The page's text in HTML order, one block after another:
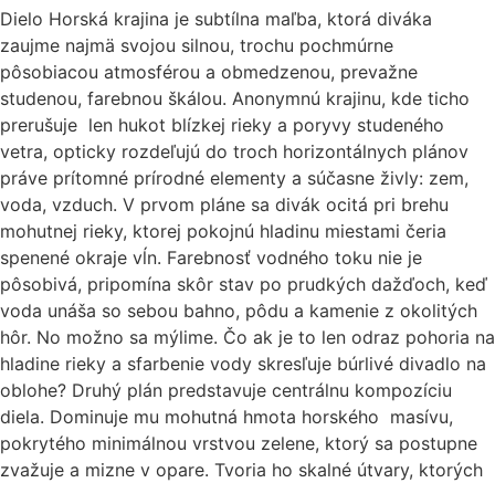
Dielo Horská krajina je subtílna maľba, ktorá diváka
zaujme najmä svojou silnou, trochu pochmúrne
pôsobiacou atmosférou a obmedzenou, prevažne
studenou, farebnou škálou. Anonymnú krajinu, kde ticho
prerušuje len hukot blízkej rieky a poryvy studeného
vetra, opticky rozdeľujú do troch horizontálnych plánov
práve prítomné prírodné elementy a súčasne živly: zem,
voda, vzduch. V prvom pláne sa divák ocitá pri brehu
mohutnej rieky, ktorej pokojnú hladinu miestami čeria
spenené okraje vĺn. Farebnosť vodného toku nie je
pôsobivá, pripomína skôr stav po prudkých dažďoch, keď
voda unáša so sebou bahno, pôdu a kamenie z okolitých
hôr. No možno sa mýlime. Čo ak je to len odraz pohoria na
hladine rieky a sfarbenie vody skresľuje búrlivé divadlo na
oblohe? Druhý plán predstavuje centrálnu kompozíciu
diela. Dominuje mu mohutná hmota horského masívu,
pokrytého minimálnou vrstvou zelene, ktorý sa postupne
zvažuje a mizne v opare. Tvoria ho skalné útvary, ktorých